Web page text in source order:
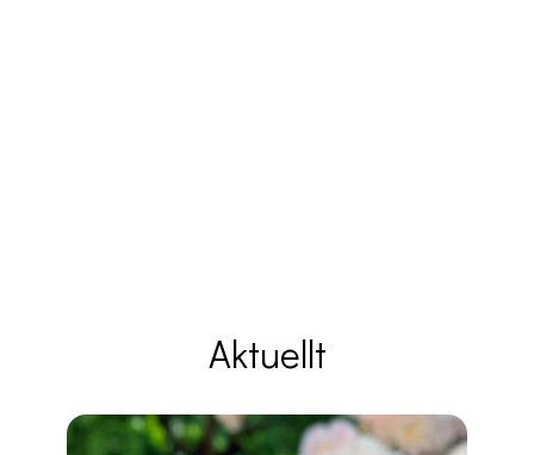
Aktuellt